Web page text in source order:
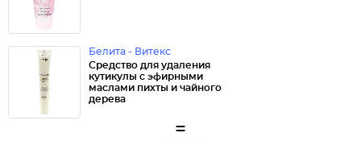
Белита - Витекс
Средство для удаления
кутикулы с эфирными
маслами пихты и чайного
дерева
=